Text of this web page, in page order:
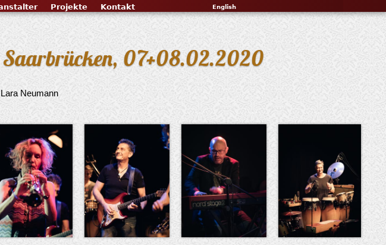
Saarbrücken, 07+08.02.2020
Neumann
Projekte Kontakt English